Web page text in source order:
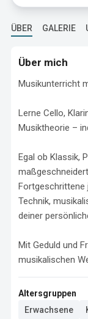
ÜBER GALERIE
Über mich
Musikunterricht
Lerne Cello,
Musiktheorie –
Egal ob Klassik,
Fortgeschrittene
Technik,
deiner
Mit Geduld und
musikalischen
Altersgruppen
Erwachsene